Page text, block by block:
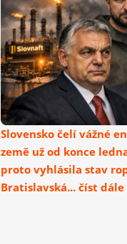
Slovensko čelí vážné
země už od konce
proto vyhlásila stav
Bratislavská... číst dále